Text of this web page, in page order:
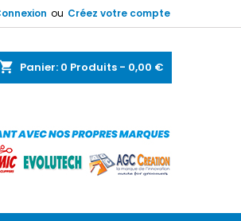
ou Créez votre compte
shopping_cart Panier: 0 Produits - 0,00 €